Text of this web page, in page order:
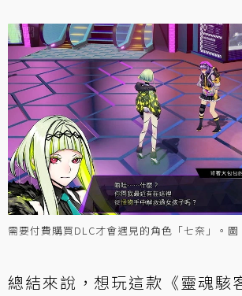
需要付費購買DLC才會遇見的角色「七奈」。
總結來說，想玩這款《靈魂駭